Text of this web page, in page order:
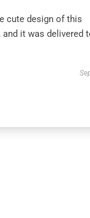
cute design of this
and it was delivered